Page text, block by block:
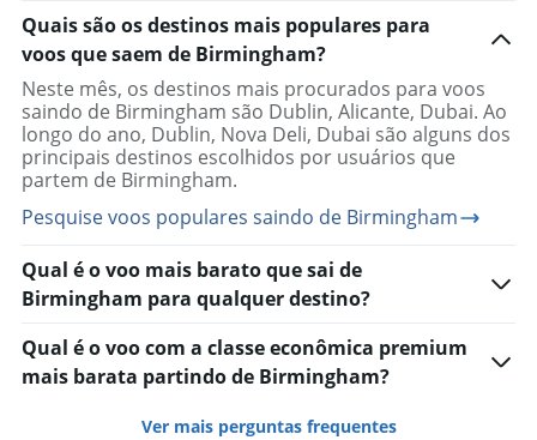
Quais são os destinos mais populares para
voos que saem de Birmingham?
Neste mês, os destinos mais procurados para voos
saindo de Birmingham são Dublin, Alicante, Dubai. Ao
longo do ano, Dublin, Nova Deli, Dubai são alguns dos
principais destinos escolhidos por usuários que
partem de Birmingham.
Pesquise voos populares saindo de Birmingham
Qual é o voo mais barato que sai de
Birmingham para qualquer destino?
Qual é o voo com a classe econômica premium
mais barata partindo de Birmingham?
Ver mais perguntas frequentes